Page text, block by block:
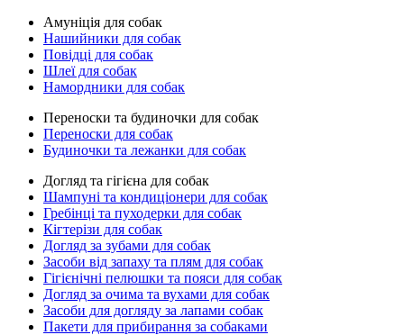
Амуніція для собак
Нашийники для собак
Повідці для собак
Шлеї для собак
Намордники для собак
Переноски та будиночки для собак
Переноски для собак
Будиночки та лежанки для собак
Догляд та гігієна для собак
Шампуні та кондиціонери для собак
Гребінці та пуходерки для собак
Кігтерізи для собак
Догляд за зубами для собак
Засоби від запаху та плям для собак
Гігієнічні пелюшки та пояси для собак
Догляд за очима та вухами для собак
Засоби для догляду за лапами собак
Пакети для прибирання за собаками